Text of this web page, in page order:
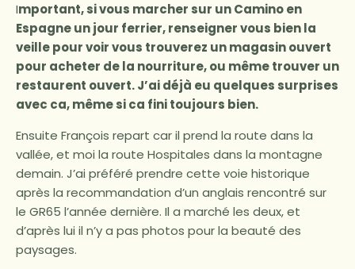
Important, si vous marcher sur un Camino en
Espagne un jour ferrier, renseigner vous bien la
veille pour voir vous trouverez un magasin ouvert
pour acheter de la nourriture, ou même trouver un
restaurent ouvert. J’ai déjà eu quelques surprises
avec ca, même si ca fini toujours bien.
Ensuite François repart car il prend la route dans la
vallée, et moi la route Hospitales dans la montagne
demain. J’ai préféré prendre cette voie historique
après la recommandation d’un anglais rencontré sur
le GR65 l’année dernière. Il a marché les deux, et
d’après lui il n’y a pas photos pour la beauté des
paysages.